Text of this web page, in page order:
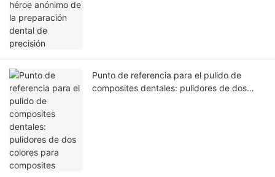
Punto de referencia para el pulido de
composites dentales: pulidores de dos